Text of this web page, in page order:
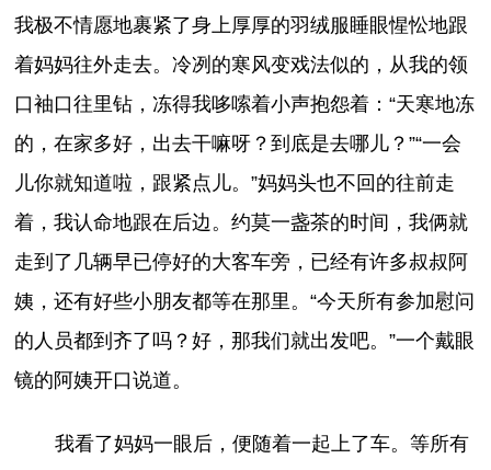
我极不情愿地裹紧了身上厚厚的羽绒服睡眼惺忪地跟
着妈妈往外走去。冷冽的寒风变戏法似的，从我的领
口袖口往里钻，冻得我哆嗦着小声抱怨着：“天寒地冻
的，在家多好，出去干嘛呀？到底是去哪儿？”“一会
儿你就知道啦，跟紧点儿。”妈妈头也不回的往前走
着，我认命地跟在后边。约莫一盏茶的时间，我俩就
走到了几辆早已停好的大客车旁，已经有许多叔叔阿
姨，还有好些小朋友都等在那里。“今天所有参加慰问
的人员都到齐了吗？好，那我们就出发吧。”一个戴眼
镜的阿姨开口说道。
我看了妈妈一眼后，便随着一起上了车。等所有